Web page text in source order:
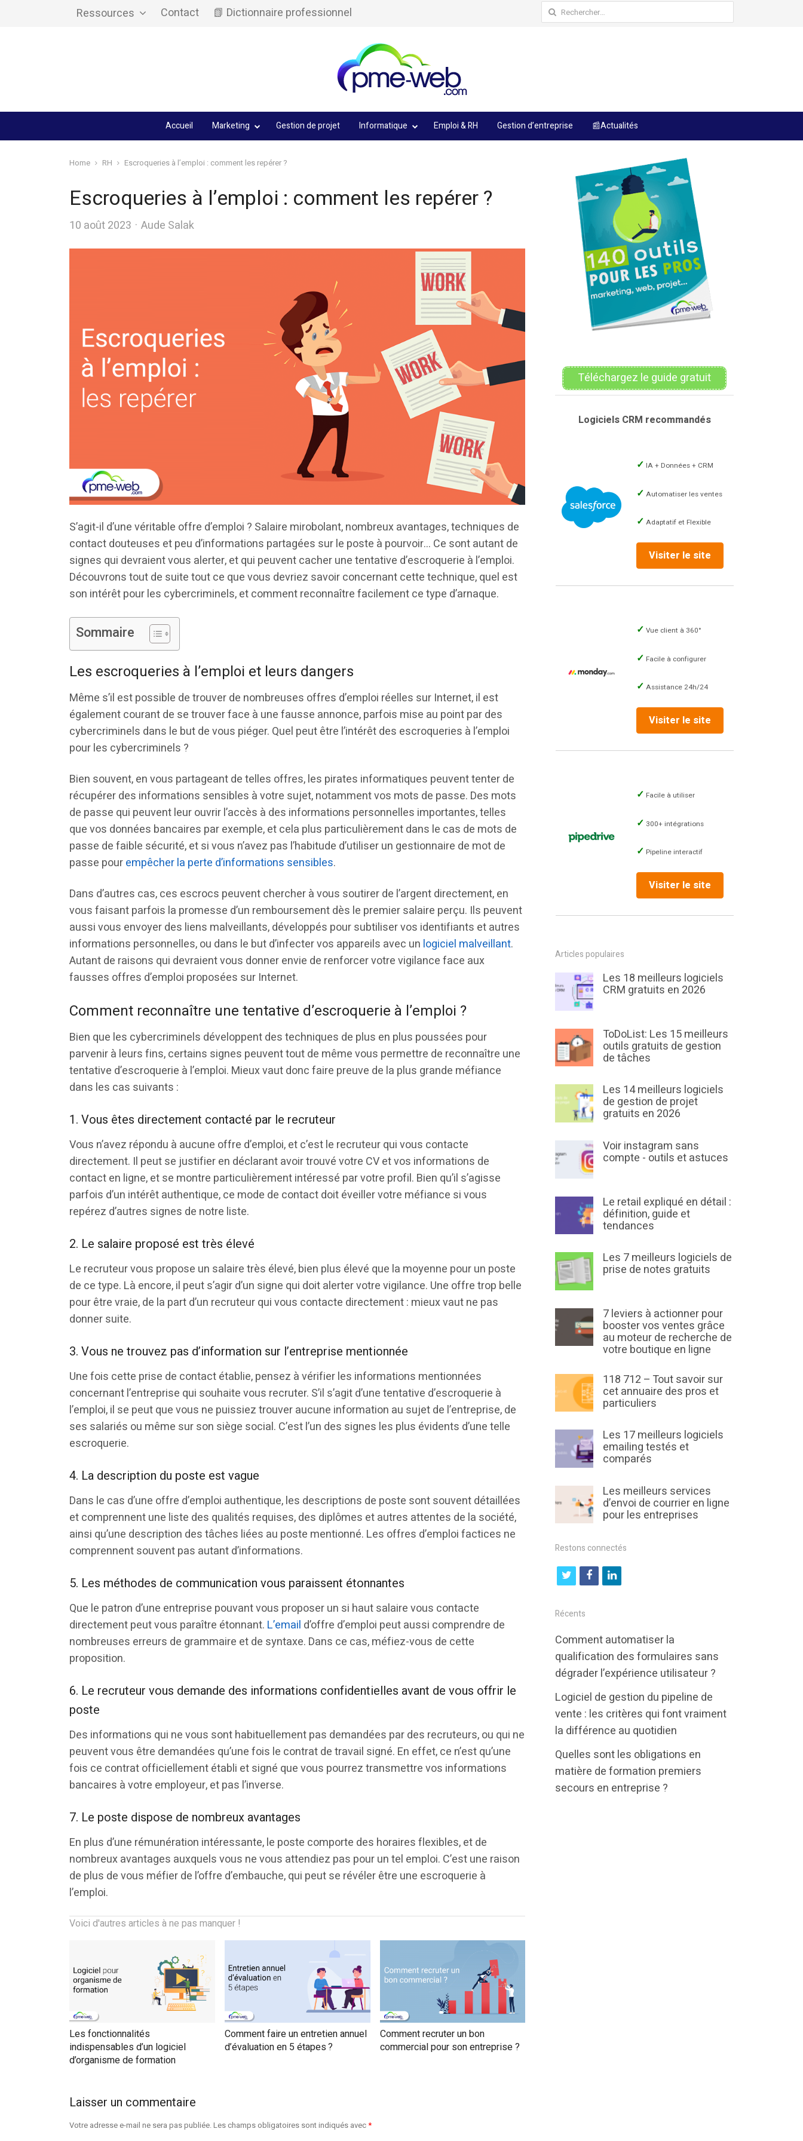
Ressources Contact 📗 Dictionnaire professionnel Rechercher :
Accueil Marketing Gestion de projet Informatique Emploi & RH Gestion d’entreprise 📰Actualités
Home RH Escroqueries à l’emploi : comment les repérer ?
Escroqueries à l’emploi : comment les repérer ?
10 août 2023 Author
Aude Salak
S’agit-il d’une véritable offre d’emploi ? Salaire mirobolant, nombreux avantages, techniques de
contact douteuses et peu d’informations partagées sur le poste à pourvoir… Ce sont autant de
signes qui devraient vous alerter, et qui peuvent cacher une tentative d’escroquerie à l’emploi.
Découvrons tout de suite tout ce que vous devriez savoir concernant cette technique, quel est
son intérêt pour les cybercriminels, et comment reconnaître facilement ce type d’arnaque.
Sommaire
Les escroqueries à l’emploi et leurs dangers
Même s’il est possible de trouver de nombreuses offres d’emploi réelles sur Internet, il est
également courant de se trouver face à une fausse annonce, parfois mise au point par des
cybercriminels dans le but de vous piéger. Quel peut être l’intérêt des escroqueries à l’emploi
pour les cybercriminels ?
Bien souvent, en vous partageant de telles offres, les pirates informatiques peuvent tenter de
récupérer des informations sensibles à votre sujet, notamment vos mots de passe. Des mots
de passe qui peuvent leur ouvrir l’accès à des informations personnelles importantes, telles
que vos données bancaires par exemple, et cela plus particulièrement dans le cas de mots de
passe de faible sécurité, et si vous n’avez pas l’habitude d’utiliser un gestionnaire de mot de
passe pourempêcher la perte d’informations sensibles.
Dans d’autres cas, ces escrocs peuvent chercher à vous soutirer de l’argent directement, en
vous faisant parfois la promesse d’un remboursement dès le premier salaire perçu. Ils peuvent
aussi vous envoyer des liens malveillants, développés pour subtiliser vos identifiants et autres
informations personnelles, ou dans le but d’infecter vos appareils avec un logiciel malveillant.
Autant de raisons qui devraient vous donner envie de renforcer votre vigilance face aux
fausses offres d’emploi proposées sur Internet.
Comment reconnaître une tentative d’escroquerie à l’emploi ?
Bien que les cybercriminels développent des techniques de plus en plus poussées pour
parvenir à leurs fins, certains signes peuvent tout de même vous permettre de reconnaître une
tentative d’escroquerie à l’emploi. Mieux vaut donc faire preuve de la plus grande méfiance
dans les cas suivants :
1. Vous êtes directement contacté par le recruteur
Vous n’avez répondu à aucune offre d’emploi, et c’est le recruteur qui vous contacte
directement. Il peut se justifier en déclarant avoir trouvé votre CV et vos informations de
contact en ligne, et se montre particulièrement intéressé par votre profil. Bien qu’il s’agisse
parfois d’un intérêt authentique, ce mode de contact doit éveiller votre méfiance si vous
repérez d’autres signes de notre liste.
2. Le salaire proposé est très élevé
Le recruteur vous propose un salaire très élevé, bien plus élevé que la moyenne pour un poste
de ce type. Là encore, il peut s’agir d’un signe qui doit alerter votre vigilance. Une offre trop belle
pour être vraie, de la part d’un recruteur qui vous contacte directement : mieux vaut ne pas
donner suite.
3. Vous ne trouvez pas d’information sur l’entreprise mentionnée
Une fois cette prise de contact établie, pensez à vérifier les informations mentionnées
concernant l’entreprise qui souhaite vous recruter. S’il s’agit d’une tentative d’escroquerie à
l’emploi, il se peut que vous ne puissiez trouver aucune information au sujet de l’entreprise, de
ses salariés ou même sur son siège social. C’est l’un des signes les plus évidents d’une telle
escroquerie.
4. La description du poste est vague
Dans le cas d’une offre d’emploi authentique, les descriptions de poste sont souvent détaillées
et comprennent une liste des qualités requises, des diplômes et autres attentes de la société,
ainsi qu’une description des tâches liées au poste mentionné. Les offres d’emploi factices ne
comprennent souvent pas autant d’informations.
5. Les méthodes de communication vous paraissent étonnantes
Que le patron d’une entreprise pouvant vous proposer un si haut salaire vous contacte
directement peut vous paraître étonnant. L’email d’offre d’emploi peut aussi comprendre de
nombreuses erreurs de grammaire et de syntaxe. Dans ce cas, méfiez-vous de cette
proposition.
6. Le recruteur vous demande des informations confidentielles avant de vous offrir le
poste
Des informations qui ne vous sont habituellement pas demandées par des recruteurs, ou qui ne
peuvent vous être demandées qu’une fois le contrat de travail signé. En effet, ce n’est qu’une
fois ce contrat officiellement établi et signé que vous pourrez transmettre vos informations
bancaires à votre employeur, et pas l’inverse.
7. Le poste dispose de nombreux avantages
En plus d’une rémunération intéressante, le poste comporte des horaires flexibles, et de
nombreux avantages auxquels vous ne vous attendiez pas pour un tel emploi. C’est une raison
de plus de vous méfier de l’offre d’embauche, qui peut se révéler être une escroquerie à
l’emploi.
Voici d'autres articles à ne pas manquer !
Les fonctionnalités
indispensables d’un logiciel
d’organisme de formation
Comment faire un entretien annuel
d’évaluation en 5 étapes ?
Comment recruter un bon
commercial pour son entreprise ?
Laisser un commentaire
Votre adresse e-mail ne sera pas publiée.Les champs obligatoires sont indiqués avec*
Téléchargez le guide gratuit
Logiciels CRM recommandés
IA + Données + CRM
Automatiser les ventes
Adaptatif et Flexible
Visiter le site
Vue client à 360°
Facile à configurer
Assistance 24h/24
Visiter le site
Facile à utiliser
300+ intégrations
Pipeline interactif
Visiter le site
Articles populaires
Les 18 meilleurs logiciels
CRM gratuits en 2026
ToDoList: Les 15 meilleurs
outils gratuits de gestion
de tâches
Les 14 meilleurs logiciels
de gestion de projet
gratuits en 2026
Voir instagram sans
compte - outils et astuces
Le retail expliqué en détail :
définition, guide et
tendances
Les 7 meilleurs logiciels de
prise de notes gratuits
7 leviers à actionner pour
booster vos ventes grâce
au moteur de recherche de
votre boutique en ligne
118 712 – Tout savoir sur
cet annuaire des pros et
particuliers
Les 17 meilleurs logiciels
emailing testés et
comparés
Les meilleurs services
d’envoi de courrier en ligne
pour les entreprises
Restons connectés
t
i
t
e
r
f
b
o
k
l
k
e
d
n
Récents
Comment automatiser la
qualification des formulaires sans
dégrader l’expérience utilisateur ?
Logiciel de gestion du pipeline de
vente : les critères qui font vraiment
la différence au quotidien
Quelles sont les obligations en
matière de formation premiers
secours en entreprise ?